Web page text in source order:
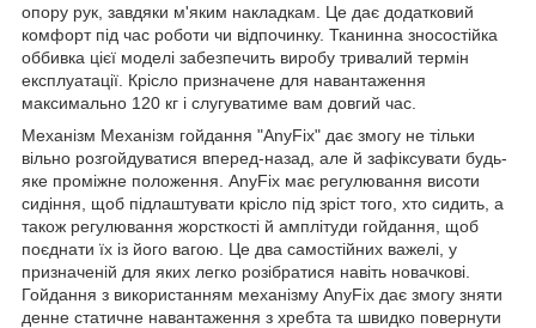
опору рук, завдяки м'яким накладкам. Це дає додатковий
комфорт під час роботи чи відпочинку. Тканинна зносостійка
оббивка цієї моделі забезпечить виробу тривалий термін
експлуатації. Крісло призначене для навантаження
максимально 120 кг і слугуватиме вам довгий час.
Механізм Механізм гойдання "AnyFix" дає змогу не тільки
вільно розгойдуватися вперед-назад, але й зафіксувати будь-
яке проміжне положення. AnyFix має регулювання висоти
сидіння, щоб підлаштувати крісло під зріст того, хто сидить, а
також регулювання жорсткості й амплітуди гойдання, щоб
поєднати їх із його вагою. Це два самостійних важелі, у
призначеній для яких легко розібратися навіть новачкові.
Гойдання з використанням механізму AnyFix дає змогу зняти
денне статичне навантаження з хребта та швидко повернути